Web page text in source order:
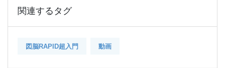
関連するタグ
図脳RAPID超入門 動画